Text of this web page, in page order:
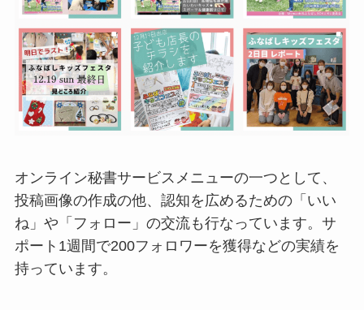
オンライン秘書サービスメニューの一つとして、
投稿画像の作成の他、認知を広めるための「いい
ね」や「フォロー」の交流も行なっています。サ
ポート1週間で200フォロワーを獲得などの実績を
持っています。